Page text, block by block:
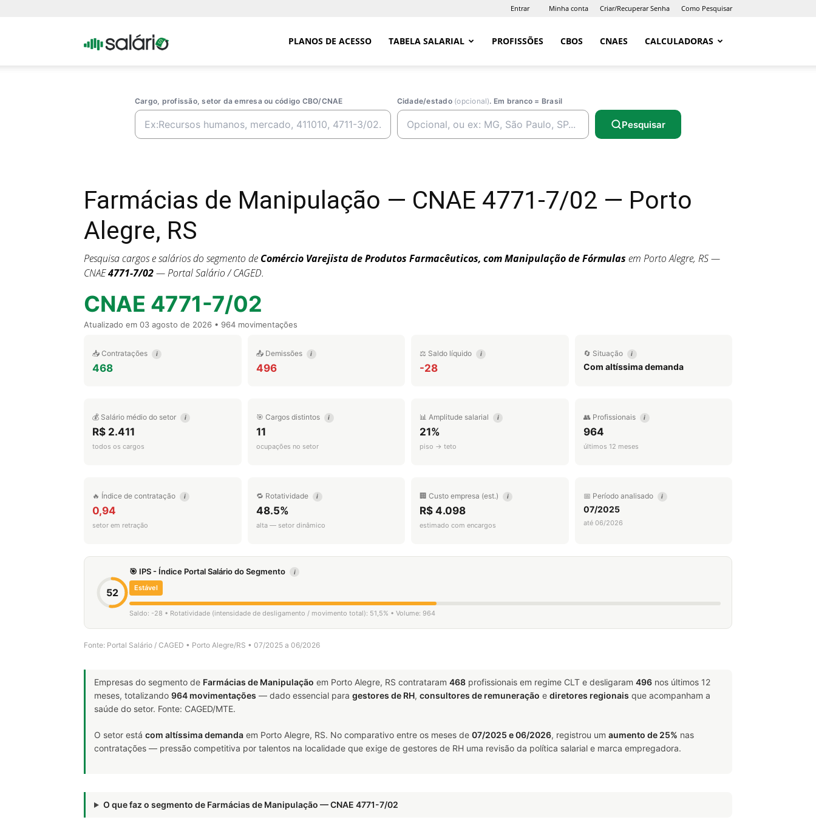
Entrar Minha conta Criar/Recuperar Senha Como Pesquisar
Portal PLANOS DE ACESSO TABELA SALARIAL PROFISSÕES CBOS CNAES CALCULADORAS
Cargo, profissão, setor da emresa ou código CBO/CNAE Cidade/estado (opcional). Em branco = Brasil
Pesquisar
Farmácias de Manipulação — CNAE 4771-7/02 — Porto
Alegre, RS
Pesquisa cargos e salários do segmento de Comércio Varejista de Produtos Farmacêuticos, com Manipulação de Fórmulas em Porto Alegre, RS —
CNAE4771-7/02— Portal Salário / CAGED.
CNAE 4771-7/02
Atualizado em 03 agosto de 2026 • 964 movimentações
📥 Contratações i
468
📤 Demissões i
496
⚖️ Saldo líquido i
-28
🔄 Situação i
Com altíssima demanda
💰 Salário médio do setor i
R$ 2.411
todos os cargos
🎯 Cargos distintos i
11
ocupações no setor
📊 Amplitude salarial i
21%
piso → teto
👥 Profissionais i
964
últimos 12 meses
🔥 Índice de contratação i
0,94
setor em retração
🔁 Rotatividade i
48.5%
alta — setor dinâmico
🏢 Custo empresa (est.) i
R$ 4.098
estimado com encargos
📅 Período analisado i
07/2025
até 06/2026
52
🎯 IPS - Índice Portal Salário do Segmento i
Estável
Saldo: -28 • Rotatividade (intensidade de desligamento / movimento total): 51,5% • Volume: 964
Fonte: Portal Salário / CAGED • Porto Alegre/RS • 07/2025 a 06/2026
Empresas do segmento de Farmácias de Manipulação em Porto Alegre, RS contrataram 468 profissionais em regime CLT e desligaram 496 nos últimos 12
meses, totalizando 964 movimentações — dado essencial para gestores de RH, consultores de remuneração e diretores regionais que acompanham a
saúde do setor. Fonte: CAGED/MTE.
O setor está com altíssima demanda em Porto Alegre, RS. No comparativo entre os meses de 07/2025 e 06/2026, registrou um aumento de 25% nas
contratações — pressão competitiva por talentos na localidade que exige de gestores de RH uma revisão da política salarial e marca empregadora.
O que faz o segmento de Farmácias de Manipulação — CNAE 4771-7/02